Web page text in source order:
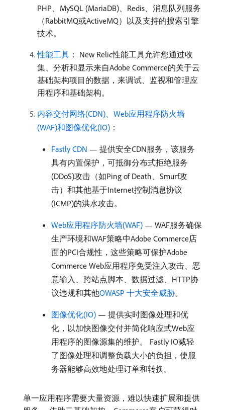
PHP、MySQL (MariaDB)、Redis、消息队列服务
（RabbitMQ或ActiveMQ）以及支持的搜索引擎
技术。
性能工具 ： New Relic性能工具允许您通过收
集、分析和显示来自Adobe Commerce的关于云
基础架构项目的数据，来调试、监视和管理应
用程序和基础架构。
内容交付网络(CDN)、Web应用程序防火墙
(WAF)和图像优化(IO) ：
Fastly CDN — 提供安全CDN服务，该服务
具有内置保护，可抵御分布式拒绝服务
(DDoS)攻击（如Ping of Death、Smurf攻
击）和其他基于Internet控制消息协议
(ICMP)的洪水攻击。
Web应用程序防火墙(WAF) — WAF服务确保
生产环境和WAF策略中Adobe Commerce店
面的PCI合规性，这些策略可保护Adobe
Commerce Web应用程序免受注入攻击、恶
意输入、跨站点脚本、数据过滤、HTTP协
议违规和其他OWASP 十大安全威胁。
图像优化(IO) — 提供实时图像处理和优
化，以加快图像交付并简化响应式Web应
用程序的图像源集的维护。 Fastly IO减轻
了图像处理和调整负载大小的负担，使服
务器能够高效地处理订单和转换。
单一应用程序需要大量资源，难以快速扩展和提供